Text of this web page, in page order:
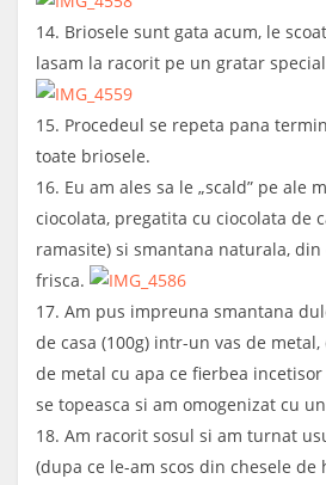
14. Briosele sunt gata acum, le
lasam la racorit pe un gratar
15. Procedeul se repeta pana
toate briosele.
16. Eu am ales sa le „scald” pe ale
ciocolata, pregatita cu ciocolata de
ramasite) si smantana naturala,
frisca.
17. Am pus impreuna smantana
de casa (100g) intr-un vas de
de metal cu apa ce fierbea
se topeasca si am omogenizat cu
18. Am racorit sosul si am turnat
(dupa ce le-am scos din chesele